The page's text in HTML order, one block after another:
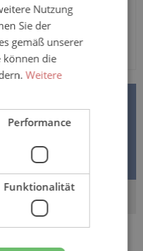
Slip 1201 zum
Inkontinenz Der
Nutzung
Sie der
gemäß unserer
können die
Weitere
Performance
Funktionalität